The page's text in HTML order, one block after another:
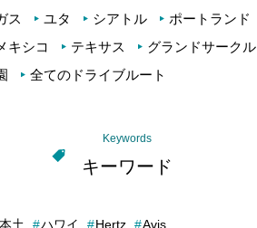
ス
ユタ シアトル
ポートランド
キシコ
テキサス
グランドサークル
全てのドライブルート
Keywords
キーワード
土 ハワイ Hertz
Avis